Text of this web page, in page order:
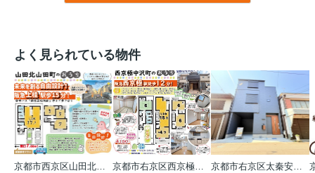
よく見られている物件